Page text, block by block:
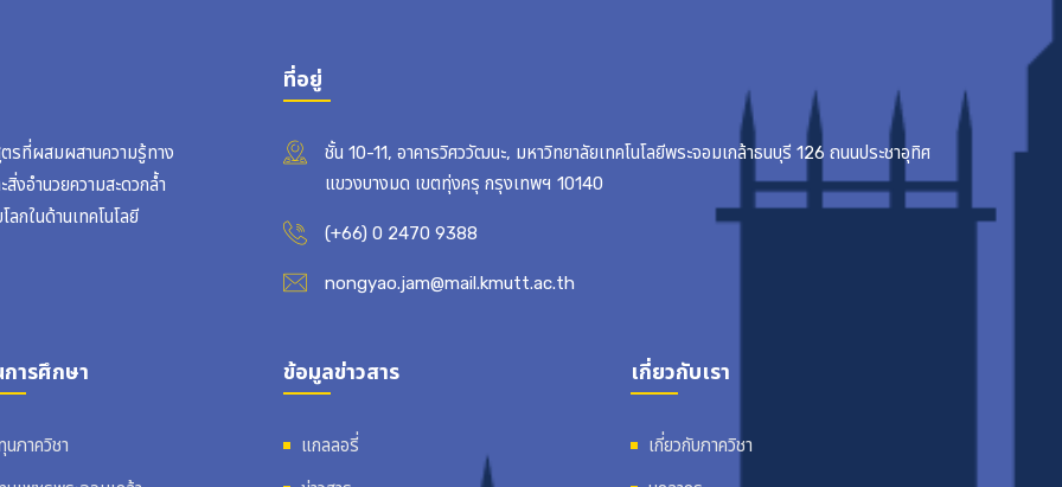
ตรที่ผสมผสานความรู้ทาง
อำนวยความสะดวกล้ำ
กในด้านเทคโนโลยี
ที่อยู่
ชั้น 10-11, อาคารวิศววัฒนะ, มหาวิทยาลัยเทคโนโลยีพระจอมเกล้าธนบุรี 126 ถนนประชาอุทิศ
แขวงบางมด เขตทุ่งครุ กรุงเทพฯ 10140
(+66) 0 2470 9388
nongyao.jam@mail.kmutt.ac.th
ารศึกษา
นภาควิชา
ข้อมูลข่าวสาร
แกลลอรี่
เกี่ยวกับเรา
เกี่ยวกับภาควิชา